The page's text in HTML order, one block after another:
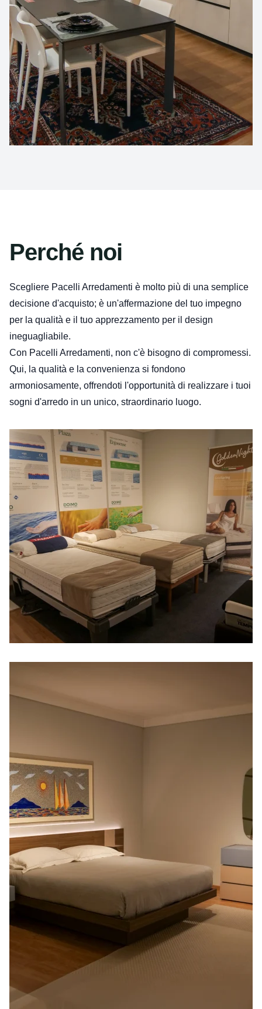
Perché noi
Scegliere Pacelli Arredamenti è molto più di una semplice
decisione d'acquisto; è un'affermazione del tuo impegno
per la qualità e il tuo apprezzamento per il design
ineguagliabile.
Con Pacelli Arredamenti, non c'è bisogno di compromessi.
Qui, la qualità e la convenienza si fondono
armoniosamente, offrendoti l'opportunità di realizzare i tuoi
sogni d'arredo in un unico, straordinario luogo.